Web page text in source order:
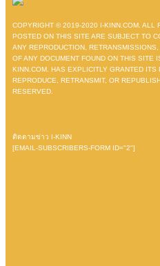
COPYRIGHT © 2019-2020 I-KINN.COM. ALL
POSTED ON THIS SITE ARE SUBJECT TO
ANY REPRODUCTION,
OF ANY DOCUMENT FOUND ON THIS SITE
KINN.COM. HAS EXPLICITLY GRANTED ITS
REPRODUCE, RETRANSMIT, OR
RESERVED.
ติดตามข่าว I-KINN
[EMAIL-SUBSCRIBERS-FORM ID="2"]